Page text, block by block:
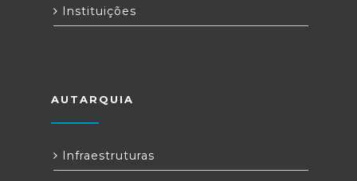
Instituições
AUTARQUIA
Infraestruturas